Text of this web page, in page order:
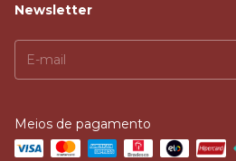
Newsletter
Meios de pagamento